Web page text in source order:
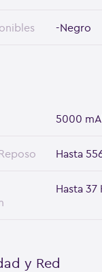
-Negro
5000
Hasta
Hasta 37
y Red